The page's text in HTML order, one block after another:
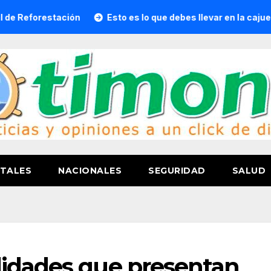
Esto es lo que debes llevar en la cajuela para
NACIONALES SEGURIDAD SALUD